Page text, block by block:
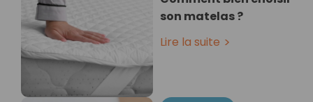
son matelas ?
Lire la suite